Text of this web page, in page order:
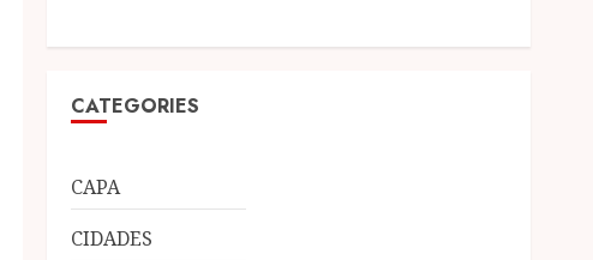
CATEGORIES
CAPA
CIDADES